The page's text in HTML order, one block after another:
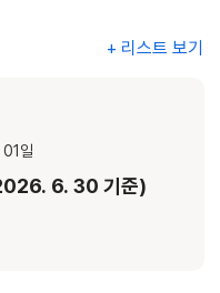
+ 리스트 보기
일
6. 30 기준)